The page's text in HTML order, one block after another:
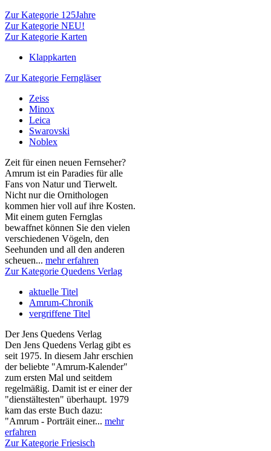
Zur Kategorie 125Jahre
Zur Kategorie NEU!
Zur Kategorie Karten
Klappkarten
Zur Kategorie Ferngläser
Zeiss
Minox
Leica
Swarovski
Noblex
Zeit für einen neuen Fernseher?
Amrum ist ein Paradies für alle
Fans von Natur und Tierwelt.
Nicht nur die Ornithologen
kommen hier voll auf ihre Kosten.
Mit einem guten Fernglas
bewaffnet können Sie den vielen
verschiedenen Vögeln, den
Seehunden und all den anderen
scheuen... mehr erfahren
Zur Kategorie Quedens Verlag
aktuelle Titel
Amrum-Chronik
vergriffene Titel
Der Jens Quedens Verlag
Den Jens Quedens Verlag gibt es
seit 1975. In diesem Jahr erschien
der beliebte "Amrum-Kalender"
zum ersten Mal und seitdem
regelmäßig. Damit ist er einer der
"dienstältesten" überhaupt. 1979
kam das erste Buch dazu:
"Amrum - Porträit einer... mehr
erfahren
Zur Kategorie Friesisch